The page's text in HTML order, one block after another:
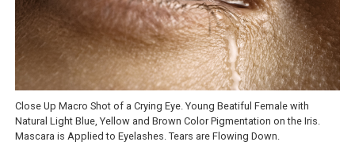
Close Up Macro Shot of a Crying Eye. Young Beatiful Female with
Natural Light Blue, Yellow and Brown Color Pigmentation on the Iris.
Mascara is Applied to Eyelashes. Tears are Flowing Down.